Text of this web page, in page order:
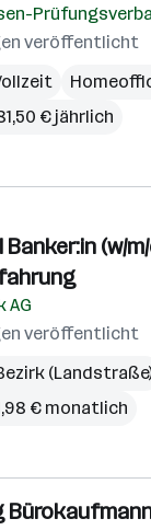
veröffentlicht
€ jährlich
Banker:in (w/
AG
veröffentlicht
€ monatlich